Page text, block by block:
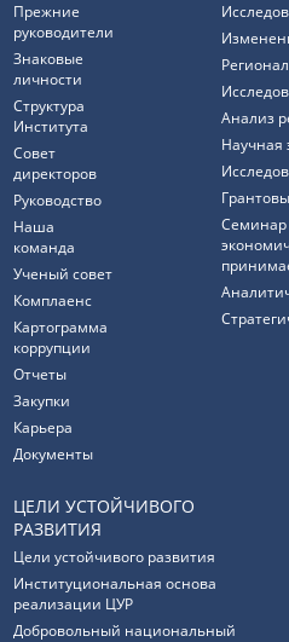
Прежние
руководители
Знаковые
личности
Структура
Института
Совет
директоров
Руководство
Наша
команда
Ученый совет
Комплаенс
Картограмма
коррупции
Отчеты
Закупки
Карьера
Документы
Анализ
Научная
Семинар
ЦЕЛИ УСТОЙЧИВОГО
РАЗВИТИЯ
Цели устойчивого развития
Институциональная основа
реализации ЦУР
Добровольный национальный